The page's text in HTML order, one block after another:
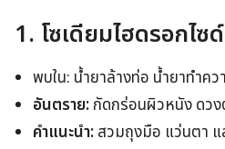
1. โซเดียมไฮดรอกไ
พบใน: น้ำยาล้างท่อ น้ำยาทำค
อันตราย:กัดกร่อนผิวหนัง ดวง
คำแนะนำ:สวมถุงมือ แว่นตา แ